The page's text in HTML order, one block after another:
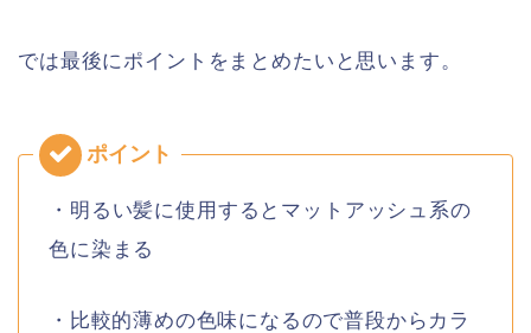
では最後にポイントをまとめたいと思います。
・明るい髪に使用するとマットアッシュ系の
色に染まる
・比較的薄めの色味になるので普段からカラ